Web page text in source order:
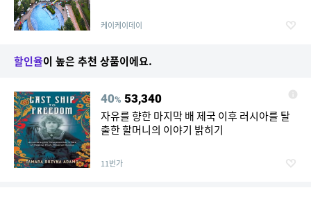
케이케이데이
할인율이 높은 추천 상품이에요.
40% 53,340
자유를 향한 마지막 배 제국 이후 러시아를 탈
출한 할머니의 이야기 밝히기
11번가